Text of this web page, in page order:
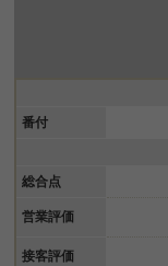
番付
総合点
営業評価
接客評価